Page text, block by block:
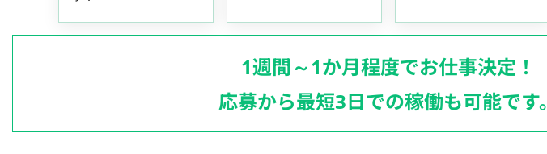
1週間～1か月程度でお仕事決定！
応募から最短3日での稼働も可能です。